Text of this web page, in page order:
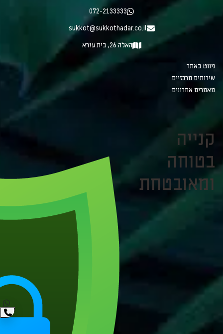
072-2133333
sukkot@sukkothadar.co.il
האלה 26, בית עזרא
ניווט באתר
שירותים מרכזיים
מאמרים אחרונים
קנייה
בטוחה
ומאובטחת